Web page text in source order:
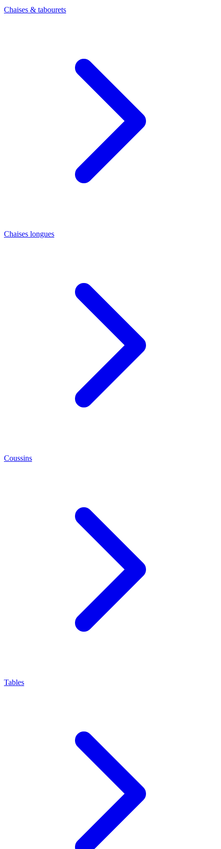
Chaises & tabourets
Chaises longues
Coussins
Tables